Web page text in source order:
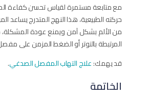
مع متابعة مستمرة لقياس تحسن كفاءة
حركته الطبيعية، هذا النهج المتدرج يساعد
من الألم بشكل آمن ويمنع عودة المشكلة،
المرتبطة بالتوتر أو الضغط المزمن على
قد يهمك:علاج التهاب المفصل الصدغي.
الخاتمة